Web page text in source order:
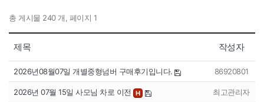
총 게시물 240 개, 페이지 1
제목 작성자
2026년08월07일 개별중형넘버 구매후기입니다. 86920801
2026년 07월 15일 사모님 차로 이전 H 최고관리자